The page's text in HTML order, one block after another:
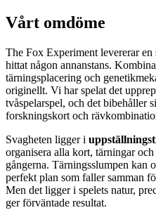
Vårt omdöme
The Fox Experiment levererar
hittat någon annanstans.
tärningsplacering och
originellt. Vi har spelat det
tvåspelarspel, och det bibehåller
forskningskort och
Svagheten ligger i
organisera alla kort, tärningar
gångerna. Tärningsslumpen kan
perfekt plan som faller samman
Men det ligger i spelets natur,
ger förväntade resultat.